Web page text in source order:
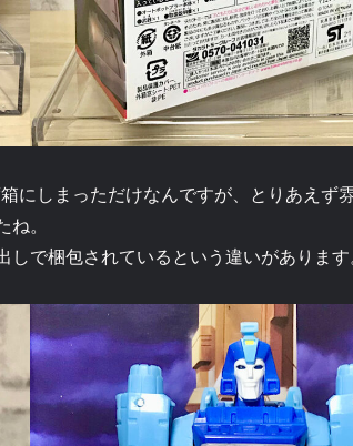
にしまっただけなんですが、とりあえず
。
で梱包されているという違いがあります